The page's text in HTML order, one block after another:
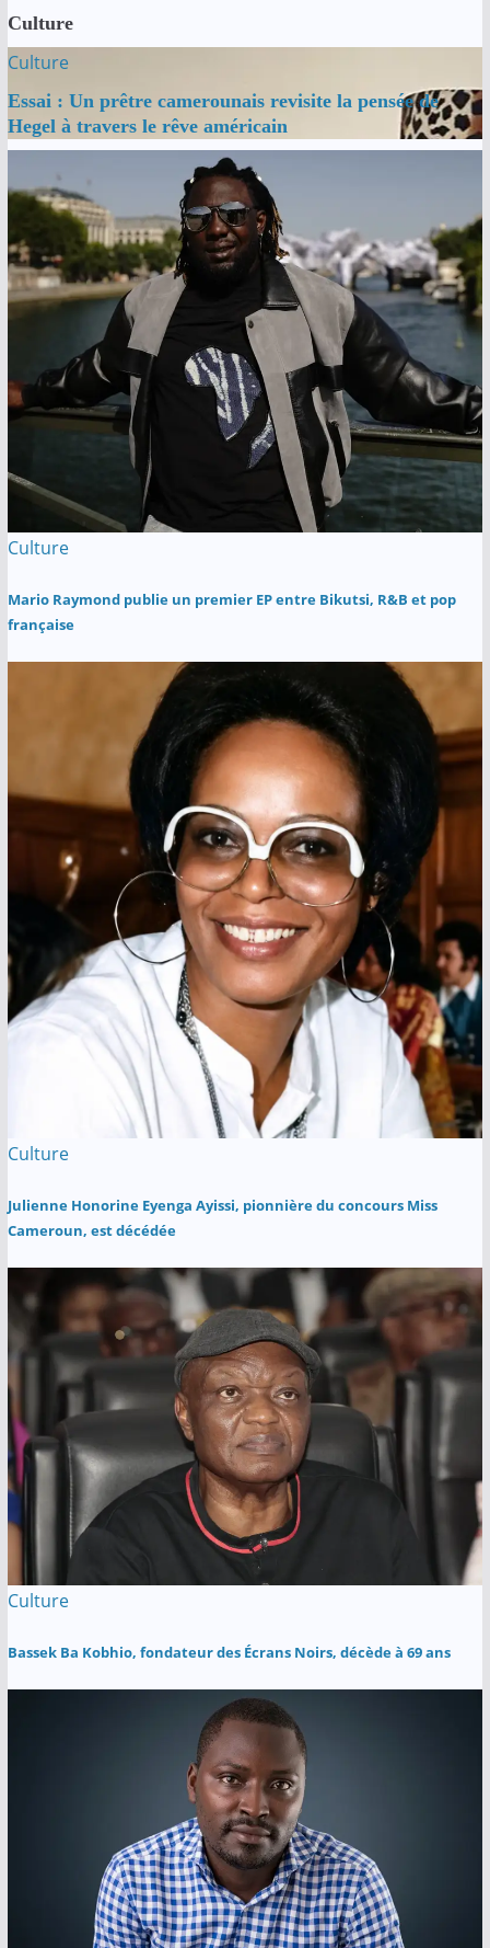
Culture
Culture
Essai : Un prêtre camerounais revisite la pensée de
Hegel à travers le rêve américain
Culture
Mario Raymond publie un premier EP entre Bikutsi, R&B et pop
française
Culture
Julienne Honorine Eyenga Ayissi, pionnière du concours Miss
Cameroun, est décédée
Culture
Bassek Ba Kobhio, fondateur des Écrans Noirs, décède à 69 ans